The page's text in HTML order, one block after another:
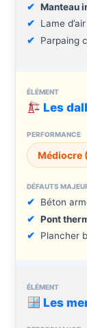
Manteau
Lame
Parpaing
Les
Médiocre
Béton
Pont
Plancher
Les